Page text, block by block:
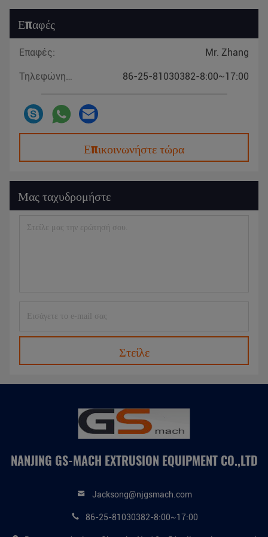
Επαφές
Επαφές: Mr. Zhang
Τηλεφώνημα: 86-25-81030382-8:00~17:00
Επικοινωνήστε τώρα
Μας ταχυδρομήστε
Στείλε
NANJING GS-MACH EXTRUSION EQUIPMENT CO.,LTD
Jacksong@njgsmach.com
86-25-81030382-8:00~17:00